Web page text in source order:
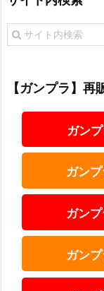
【ガンプラ】再
ガン
ガン
ガン
ガン